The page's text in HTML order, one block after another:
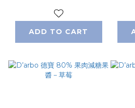
ADD TO CART